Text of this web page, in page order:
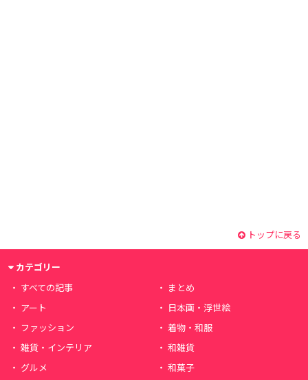
トップに戻る
カテゴリー
すべての記事
まとめ
アート
日本画・浮世絵
ファッション
着物・和服
雑貨・インテリア
和雑貨
グルメ
和菓子